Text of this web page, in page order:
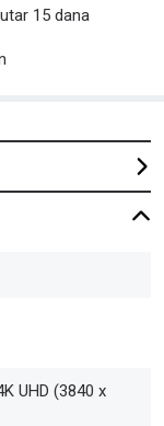
15 dana
UHD (3840 x